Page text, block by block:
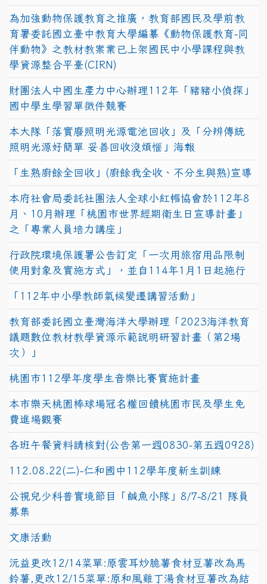
為加強動物保護教育之推廣，教育部國民及學前教
育署委託國立臺中教育大學編纂《動物保護教育-同
伴動物》之教材教案業已上架國民中小學課程與教
學資源整合平臺(CIRN)
財團法人中國生產力中心辦理112年「豬豬小偵探」
國中學生學習單徵件競賽
本大隊「落實廢照明光源電池回收」及「分辨傳統
照明光源好簡單 妥善回收沒煩惱」海報
「生熟廚餘全回收」(廚餘我全收、不分生與熟)宣導
本府社會局委託社團法人全球小紅帽協會於112年8
月、10月辦理「桃園市世界經期衛生日宣導計畫」
之「專業人員培力講座」
行政院環境保護署公告訂定「一次用旅宿用品限制
使用對象及實施方式」，並自114年1月1日起施行
「112年中小學教師氣候變遷講習活動」
教育部委託國立臺灣海洋大學辦理「2023海洋教育
議題數位教材教學資源示範說明研習計畫（第2場
次）」
桃園市112學年度學生音樂比賽實施計畫
本市樂天桃園棒球場冠名權回饋桃園市民及學生免
費進場觀賽
各班午餐資料請核對(公告第一週0830-第五週0928)
112.08.22(二)-仁和國中112學年度新生訓練
公視兒少科普實境節目「鹹魚小隊」8/7-8/21 隊員
募集
文康活動
沅益更改12/14菜單:原雲耳炒脆薯食材豆薯改為馬
鈴薯,更改12/15菜單:原和風雞丁湯食材豆薯改為結